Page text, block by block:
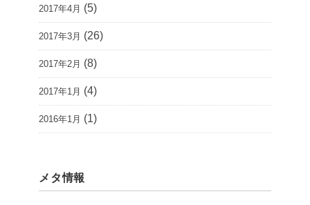
2017年4月 (5)
2017年3月 (26)
2017年2月 (8)
2017年1月 (4)
2016年1月 (1)
メタ情報